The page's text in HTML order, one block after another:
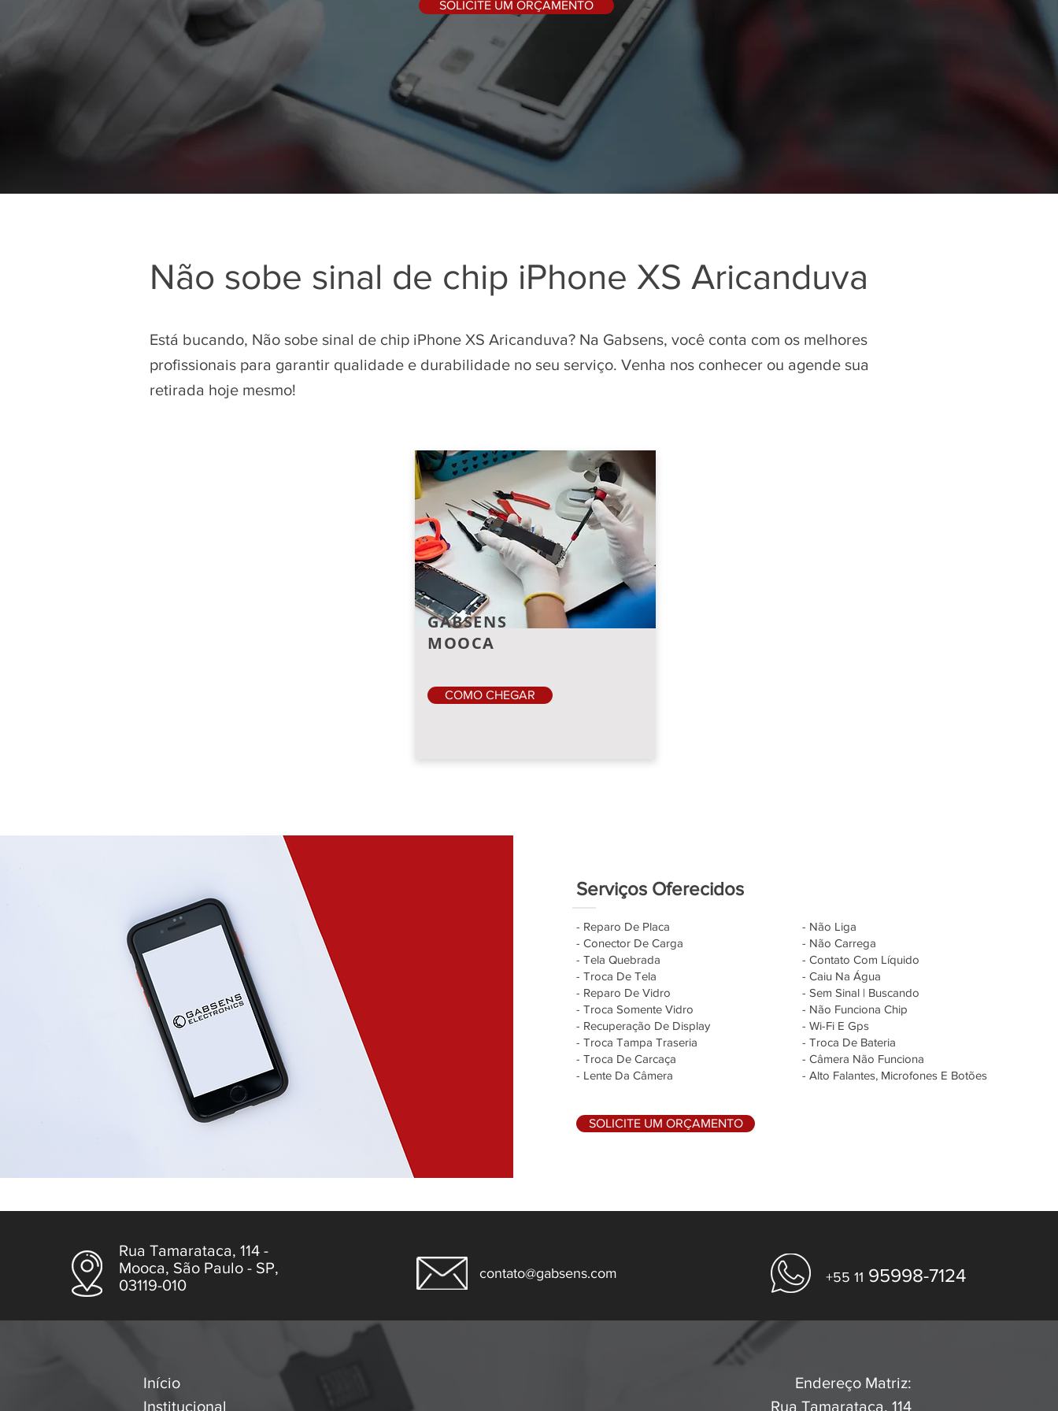
SOLICITE UM ORÇAMENTO
Não sobe sinal de chip iPhone XS Aricanduva
Está bucando, Não sobe sinal de chip iPhone XS Aricanduva? Na Gabsens, você conta com os melhores
profissionais para garantir qualidade e durabilidade no seu serviço. Venha nos conhecer ou agende sua
retirada hoje mesmo!
GABSENS
MOOCA
COMO CHEGAR
Serviços Oferecidos
- Reparo De Placa
- Conector De Carga
- Tela Quebrada
- Troca De Tela
- Reparo De Vidro
- Troca Somente Vidro
- Recuperação De Display
- Troca Tampa Traseria
- Troca De Carcaça
- Lente Da Câmera
- Não Liga
- Não Carrega
- Contato Com Líquido
- Caiu Na Água
- Sem Sinal | Buscando
- Não Funciona Chip
- Wi-Fi E Gps
- Troca De Bateria
- Câmera Não Funciona
- Alto Falantes, Microfones E Botões
SOLICITE UM ORÇAMENTO
Rua Tamarataca, 114 -
Mooca, São Paulo - SP,
03119-010
contato@gabsens.com +55 11 95998-7124
Início
Institucional
Endereço Matriz:
Rua Tamarataca, 114